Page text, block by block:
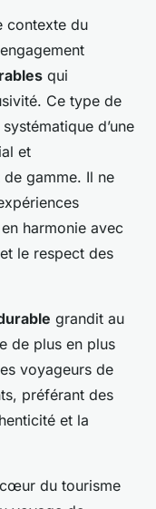
contexte du
qui
Ce type de
d’une
et
gamme. Il ne
harmonie avec
le respect des
grandit au
de plus en plus
voyageurs de
préférant des
et la
du tourisme